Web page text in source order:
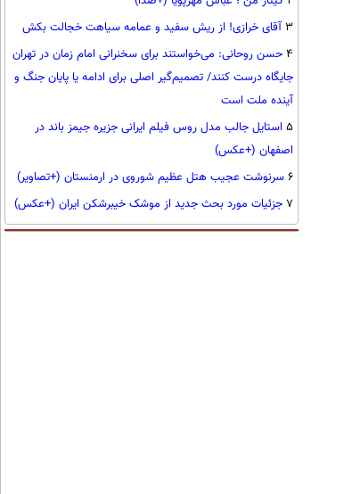
3 آقای خرازی! از ریش سفید و عمامه سیاهت خجالت بکش
4 حسن روحانی: می‌خواستند برای سخنرانی امام زمان در تهران
جایگاه درست کنند/ تصمیم‌گیر اصلی برای ادامه یا پایان جنگ و
آینده ملت است
5 استایل جالب مدل روس فیلم ایرانی جزیره جیمز باند در
اصفهان (+عکس)
6 سرنوشت عجیب هتل عظیم شوروی در ارمنستان (+تصاویر)
7 جزئیات مورد بحث جدید از موشک خیبرشکن ایران (+عکس)